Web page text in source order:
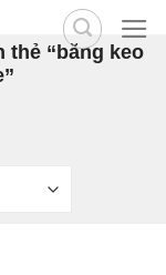
thẻ “băng keo